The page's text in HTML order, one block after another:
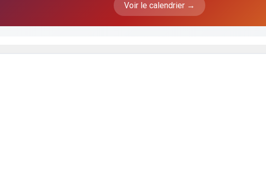
Voir le calendrier →